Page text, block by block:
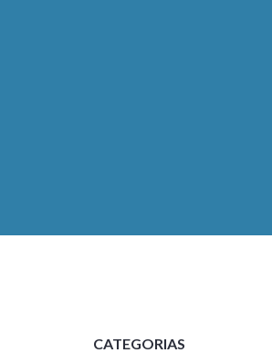
CATEGORIAS